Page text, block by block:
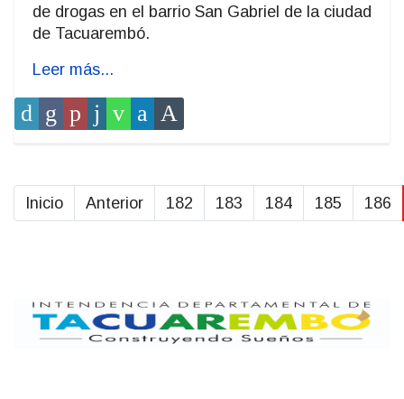
de drogas en el barrio San Gabriel de la ciudad
de Tacuarembó.
Leer más...
Inicio Anterior 182 183 184 185 186